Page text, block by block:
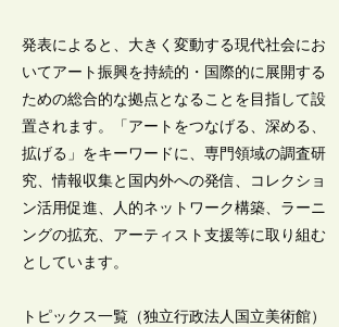
発表によると、大きく変動する現代社会にお
いてアート振興を持続的・国際的に展開する
ための総合的な拠点となることを目指して設
置されます。「アートをつなげる、深める、
拡げる」をキーワードに、専門領域の調査研
究、情報収集と国内外への発信、コレクショ
ン活用促進、人的ネットワーク構築、ラーニ
ングの拡充、アーティスト支援等に取り組む
としています。
トピックス一覧（独立行政法人国立美術館）